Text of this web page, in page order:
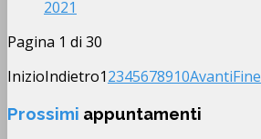
2021
Pagina 1 di 30
InizioIndietro12345678910AvantiFine
Prossimi appuntamenti